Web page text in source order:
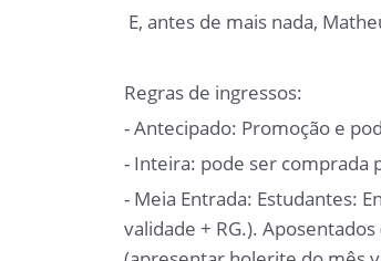
E, antes de mais nada,
Regras de ingressos:
- Antecipado: Promoção e
- Inteira: pode ser comprada
- Meia Entrada: Estudantes:
validade + RG.).